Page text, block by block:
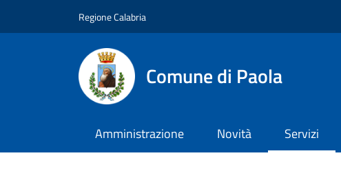
Regione Calabria
Comune di Paola
Amministrazione Novità Servizi